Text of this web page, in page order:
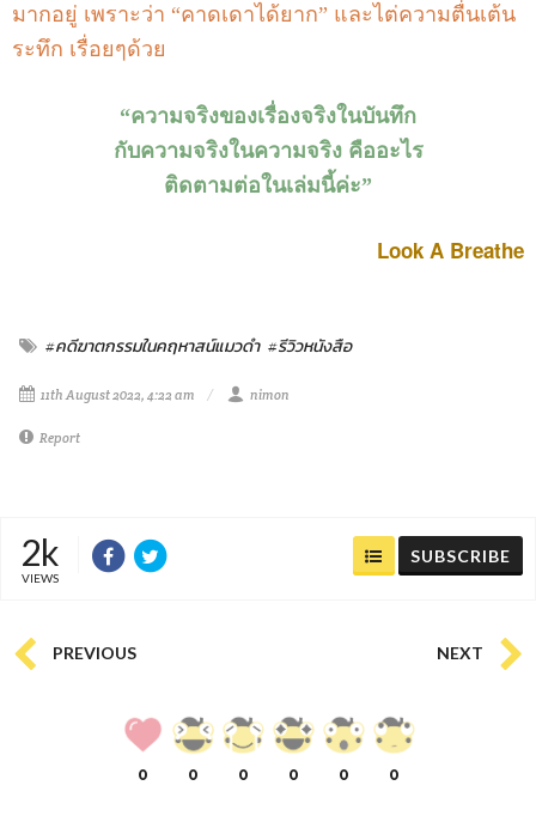
มากอยู่ เพราะว่า “คาดเดาได้ยาก” และไต่ความตื่นเต้น
ระทึก เรื่อยๆด้วย
“ความจริงของเรื่องจริงในบันทึก
กับความจริงในความจริง คืออะไร
ติดตามต่อในเล่มนี้ค่ะ”
Look A Breathe
#คดีฆาตกรรมในคฤหาสน์แมวดำ #รีวิวหนังสือ
11th August 2022, 4:22 am nimon
Report
2k
VIEWS
SUBSCRIBE
PREVIOUS NEXT
0 0 0 0 0 0